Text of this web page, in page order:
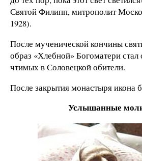
Святой Филипп, митрополит
1928).
После мученической кончины
образ «Хлебной» Богоматери
чтимых в Соловецкой обители.
После закрытия монастыря икона
Услышанные